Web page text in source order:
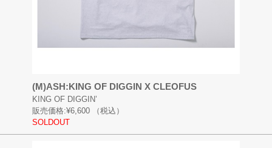
(M)ASH:KING OF DIGGIN X CLEOFUS
KING OF DIGGIN’
販売価格:¥6,600
（税込）
SOLDOUT